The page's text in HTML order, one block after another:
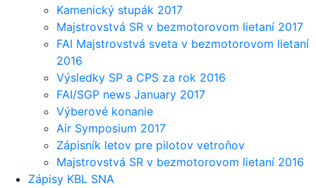
Kamenický stupák 2017
Majstrovstvá SR v bezmotorovom lietaní 2017
FAI Majstrovstvá sveta v bezmotorovom lietaní
2016
Výsledky SP a CPS za rok 2016
FAI/SGP news January 2017
Výberové konanie
Air Symposium 2017
Zápisník letov pre pilotov vetroňov
Majstrovstvá SR v bezmotorovom lietaní 2016
Zápisy KBL SNA